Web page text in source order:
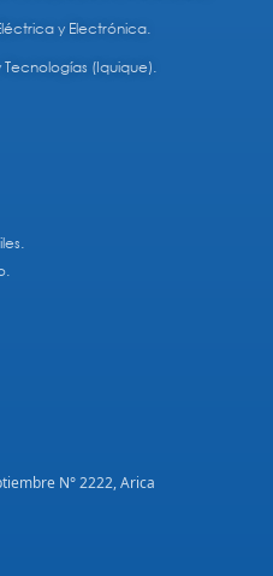
y Electrónica.
(Iquique).
N° 2222, Arica